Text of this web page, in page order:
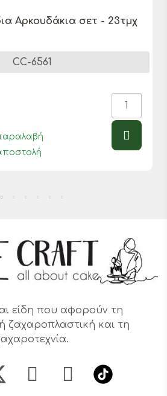
Αρκουδάκια σετ - 23τμχ
CC-6561
είδη που αφορούν τη
ζαχαροπλαστική και τη